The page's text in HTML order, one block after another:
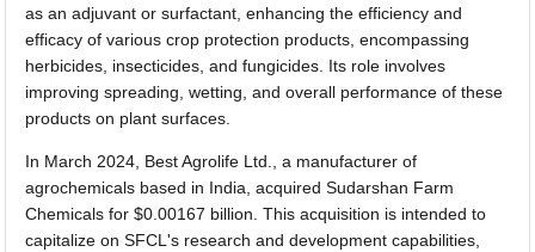
as an adjuvant or surfactant, enhancing the efficiency and
efficacy of various crop protection products, encompassing
herbicides, insecticides, and fungicides. Its role involves
improving spreading, wetting, and overall performance of these
products on plant surfaces.
In March 2024, Best Agrolife Ltd., a manufacturer of
agrochemicals based in India, acquired Sudarshan Farm
Chemicals for $0.00167 billion. This acquisition is intended to
capitalize on SFCL's research and development capabilities,